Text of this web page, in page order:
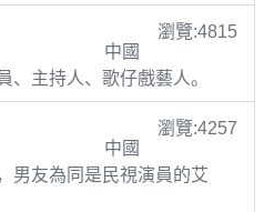
瀏覽:4815
中國
、主持人、歌仔戲藝人。
瀏覽:4257
中國
男友為同是民視演員的艾